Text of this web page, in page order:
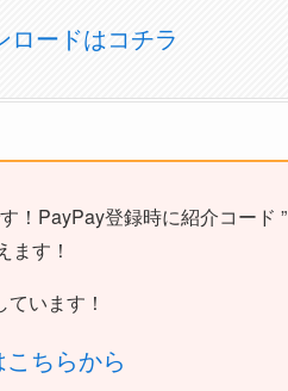
ロードはコチラ
！PayPay登録時に紹介コード ”
ます！
います！
ちらから